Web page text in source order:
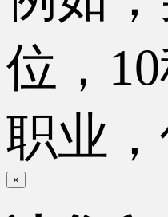
位，
职业
×